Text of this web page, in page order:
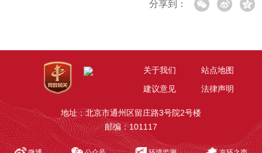
分享到：
关于我们
站点地图
建议意见
法律声明
地址：北京市通州区留庄路3号院2号楼
邮编：101117